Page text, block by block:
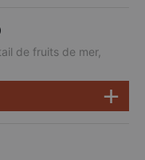
de fruits de mer,